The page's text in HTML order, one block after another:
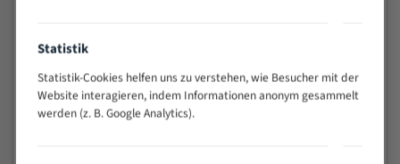
Widerstandsfähig gegen Zahnbruch auch bei
schwierigen Werkstücken (Materialmischung,
wechselnde Verbindungslängen)
Sehr geringe Vibration
Statistik
Statistik-Cookies helfen uns zu verstehen, wie Besucher mit der
Website interagieren, indem Informationen anonym gesammelt
werden (z. B. Google Analytics).